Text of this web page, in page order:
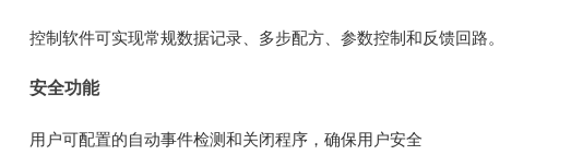
控制软件可实现常规数据记录、多步配方、参数控制和反馈回路。
安全功能
用户可配置的自动事件检测和关闭程序，确保用户安全